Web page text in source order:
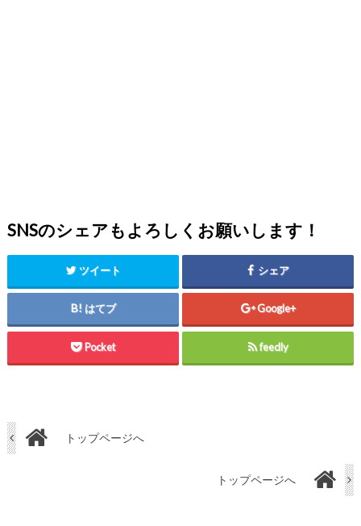
SNSのシェアもよろしくお願いします！
ツイート シェア
はてブ Google+
Pocket feedly
トップページへ
トップページへ